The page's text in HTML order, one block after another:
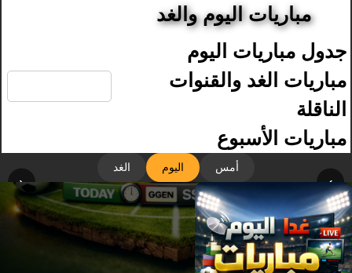
مباريات اليوم والغد
جدول مباريات اليوم
مباريات الغد والقنوات
الناقلة
مباريات الأسبوع
أمس اليوم الغد
‹ ›